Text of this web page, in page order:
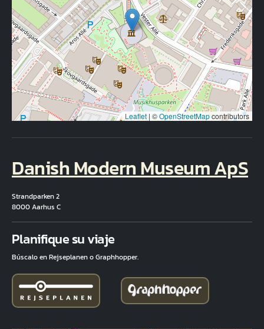
Leaflet | ©OpenStreetMapcontributors
Danish Modern Museum ApS
Strandparken 2
8000 Aarhus C
Planifique su viaje
Búscalo en Rejseplanen o Graphhopper.